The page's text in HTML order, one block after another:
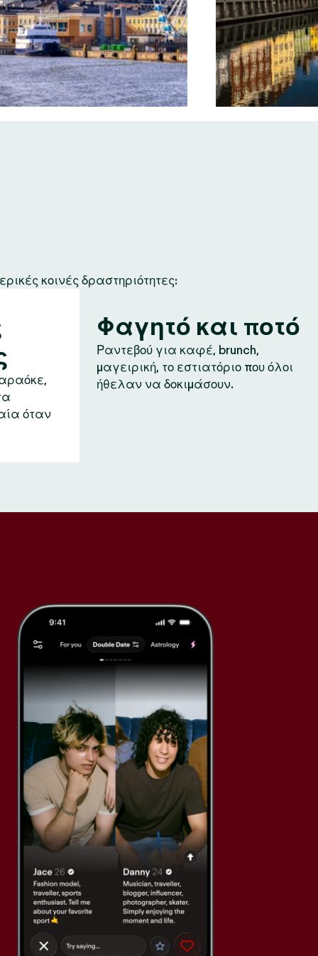
κοινές δραστηριότητες:
όταν
Φαγητό και ποτό
Ραντεβού για καφέ, brunch,
μαγειρική, το εστιατόριο που όλοι
ήθελαν να δοκιμάσουν.